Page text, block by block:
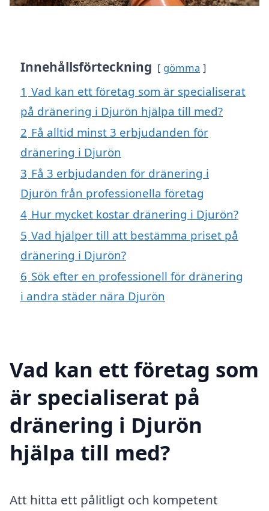
Innehållsförteckning gömma
1 Vad kan ett företag som är specialiserat
på dränering i Djurön hjälpa till med?
2 Få alltid minst 3 erbjudanden för
dränering i Djurön
3 Få 3 erbjudanden för dränering i
Djurön från professionella företag
4 Hur mycket kostar dränering i Djurön?
5 Vad hjälper till att bestämma priset på
dränering i Djurön?
6 Sök efter en professionell för dränering
i andra städer nära Djurön
Vad kan ett företag som
är specialiserat på
dränering i Djurön
hjälpa till med?
Att hitta ett pålitligt och kompetent